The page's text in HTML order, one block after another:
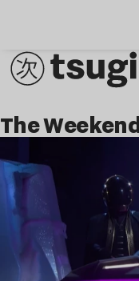
Indie
The